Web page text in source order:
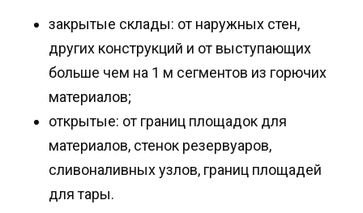
закрытые склады: от наружных стен,
других конструкций и от выступающих
больше чем на 1 м сегментов из горючих
материалов;
открытые: от границ площадок для
материалов, стенок резервуаров,
сливоналивных узлов, границ площадей
для тары.